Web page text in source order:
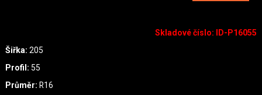
Skladové číslo:
ID-P16055
Šiřka: 205
Profil: 55
Průměr: R16